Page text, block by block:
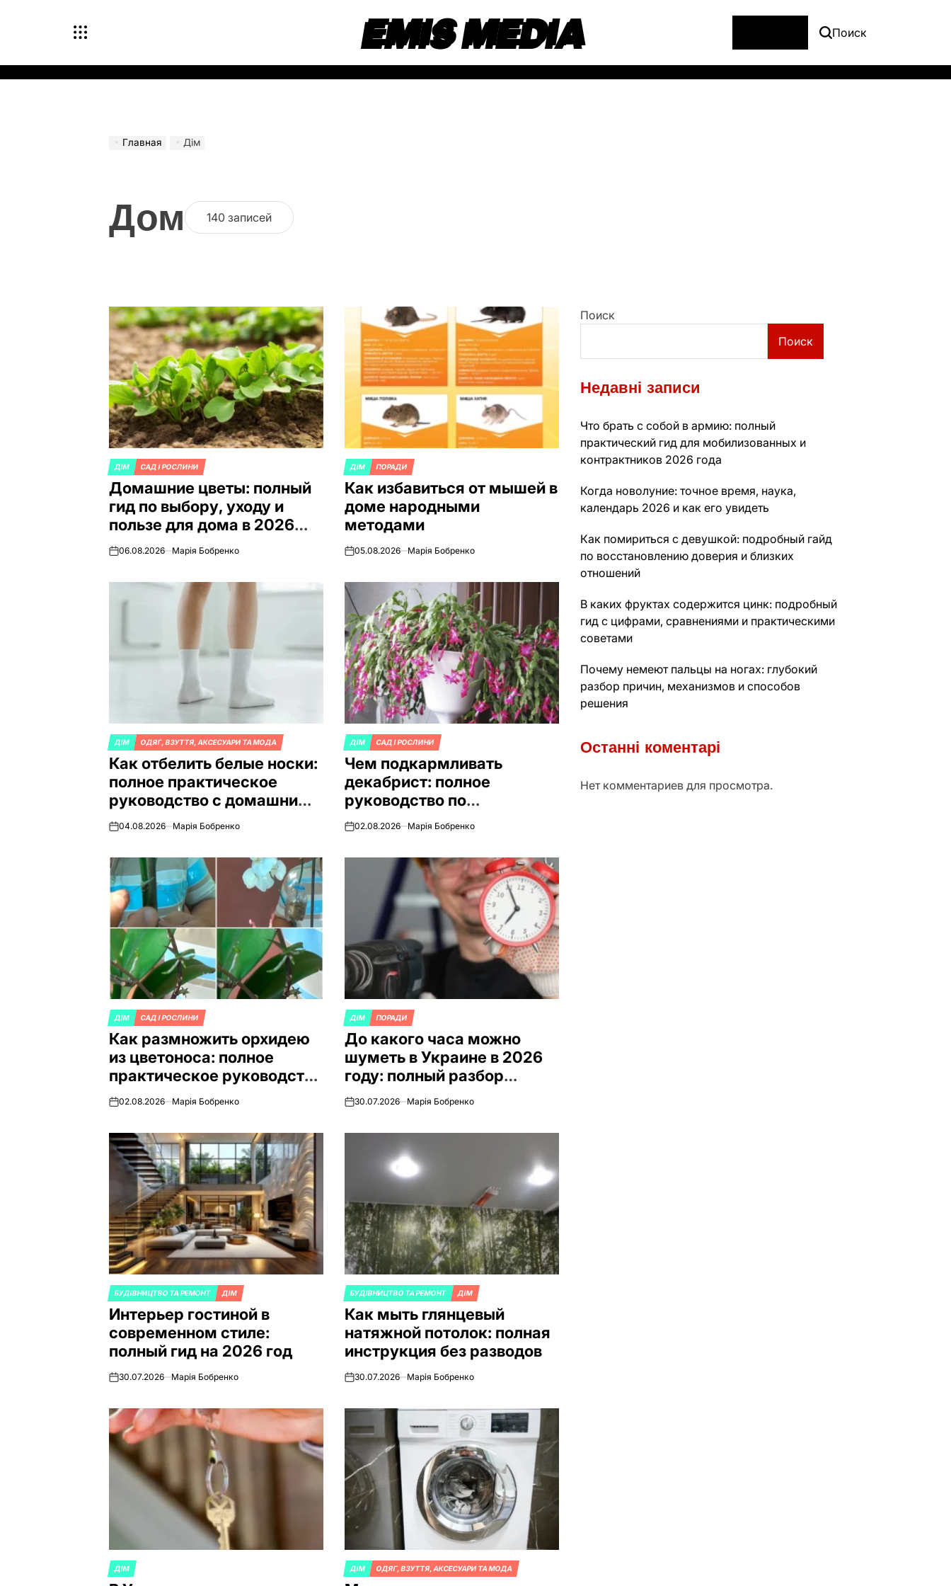
содержимому
EMIS MEDIA Поиск
Главная Дім
Дом 140 записей
ОПУБЛИКОВАНО
В
ДІМ САД І РОСЛИНИ
Домашние цветы: полный
гид по выбору, уходу и
пользе для дома в 2026
году
on06.08.2026 Марія Бобренко
ОПУБЛИКОВАНО
В
ДІМ ПОРАДИ
Как избавиться от мышей в
доме народными
методами
on05.08.2026 Марія Бобренко
ОПУБЛИКОВАНО
В
ДІМ ОДЯГ, ВЗУТТЯ, АКСЕСУАРИ ТА МОДА
Как отбелить белые носки:
полное практическое
руководство с домашними
методами 2026 года
on04.08.2026 Марія Бобренко
ОПУБЛИКОВАНО
В
ДІМ САД І РОСЛИНИ
Чем подкармливать
декабрист: полное
руководство по
удобрениям, графику и
домашним рецептам
on02.08.2026 Марія Бобренко
ОПУБЛИКОВАНО
В
ДІМ САД І РОСЛИНИ
Как размножить орхидею
из цветоноса: полное
практическое руководство
для дома
on02.08.2026 Марія Бобренко
ОПУБЛИКОВАНО
В
ДІМ ПОРАДИ
До какого часа можно
шуметь в Украине в 2026
году: полный разбор
правил, норм и
практических нюансов
on30.07.2026 Марія Бобренко
ОПУБЛИКОВАНО
В
БУДІВНИЦТВО ТА РЕМОНТ ДІМ
Интерьер гостиной в
современном стиле:
полный гид на 2026 год
on30.07.2026 Марія Бобренко
ОПУБЛИКОВАНО
В
БУДІВНИЦТВО ТА РЕМОНТ ДІМ
Как мыть глянцевый
натяжной потолок: полная
инструкция без разводов
on30.07.2026 Марія Бобренко
ОПУБЛИКОВАНО
ДІМ
ОПУБЛИКОВАНО
ДІМ ОДЯГ, ВЗУТТЯ, АКСЕСУАРИ ТА МОДА
Поиск
Поиск
Недавні записи
Что брать с собой в армию: полный
практический гид для мобилизованных и
контрактников 2026 года
Когда новолуние: точное время, наука,
календарь 2026 и как его увидеть
Как помириться с девушкой: подробный гайд
по восстановлению доверия и близких
отношений
В каких фруктах содержится цинк: подробный
гид с цифрами, сравнениями и практическими
советами
Почему немеют пальцы на ногах: глубокий
разбор причин, механизмов и способов
решения
Останні коментарі
Нет комментариев для просмотра.